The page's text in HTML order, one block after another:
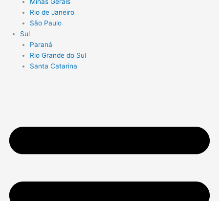
Rio de Janeiro
São Paulo
Sul
Paraná
Rio Grande do Sul
Santa Catarina